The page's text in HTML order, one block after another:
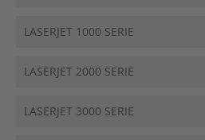
LASERJET 1000 SERIE
LASERJET 2000 SERIE
LASERJET 3000 SERIE